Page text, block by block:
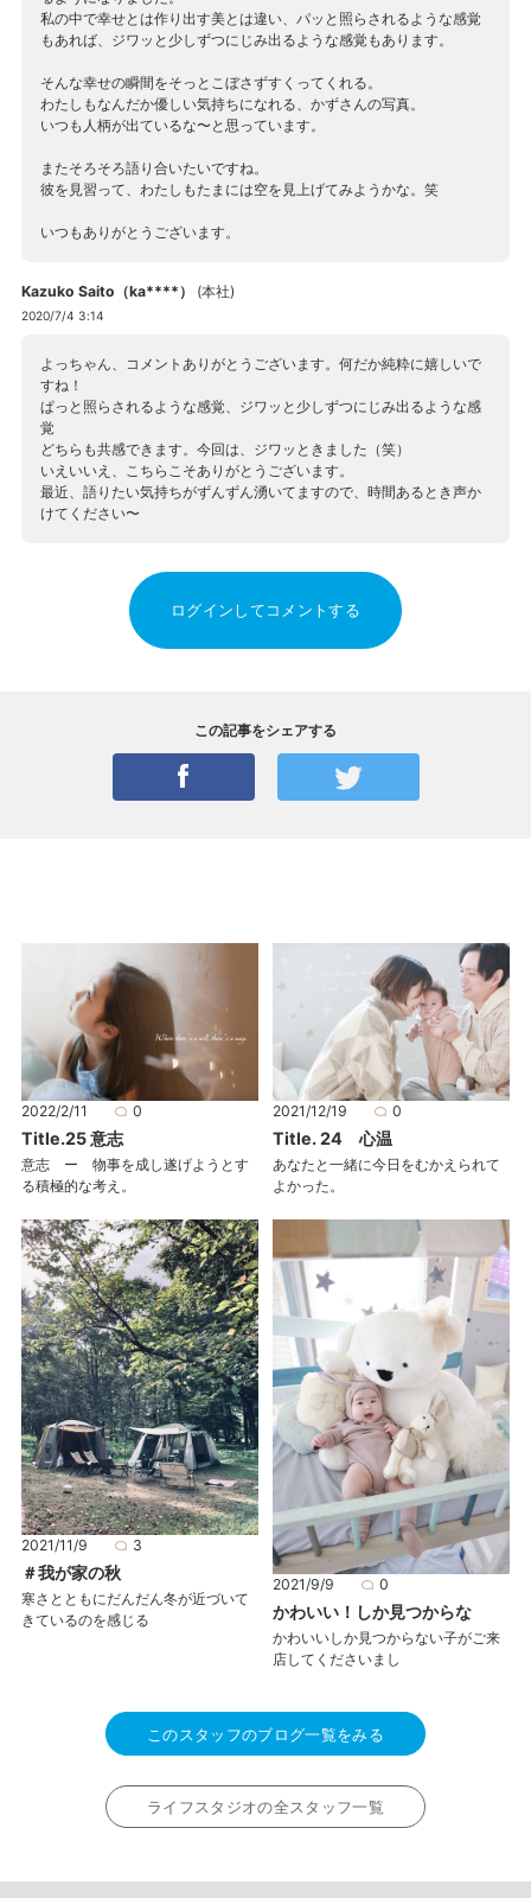
私の中で幸せとは作り出す美とは違い、パッと照らされるような感覚
もあれば、ジワッと少しずつにじみ出るような感覚もあります。
そんな幸せの瞬間をそっとこぼさずすくってくれる。
わたしもなんだか優しい気持ちになれる、かずさんの写真。
いつも人柄が出ているな〜と思っています。
またそろそろ語り合いたいですね。
彼を見習って、わたしもたまには空を見上げてみようかな。笑
いつもありがとうございます。
Kazuko Saito（ka****） (本社)
2020/7/4 3:14
よっちゃん、コメントありがとうございます。何だか純粋に嬉しいで
すね！
ぱっと照らされるような感覚、ジワッと少しずつにじみ出るような感
覚
どちらも共感できます。今回は、ジワッときました（笑）
いえいいえ、こちらこそありがとうございます。
最近、語りたい気持ちがずんずん湧いてますので、時間あるとき声か
けてください〜
ログインしてコメントする
この記事をシェアする
2022/2/11 0
Title.25 意志
意志 ー 物事を成し遂げようとす
る積極的な考え。
2021/12/19 0
Title. 24 心温
あなたと一緒に今日をむかえられて
よかった。
2021/11/9 3
＃我が家の秋
寒さとともにだんだん冬が近づいて
きているのを感じる
2021/9/9 0
かわいい！しか見つからな
かわいいしか見つからない子がご来
店してくださいまし
このスタッフのブログ一覧をみる
ライフスタジオの全スタッフ一覧